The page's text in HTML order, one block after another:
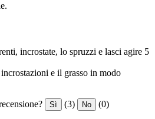
incrostate, lo spruzzi e lasci agire 5
e il grasso in modo
Sì (3) No (0)